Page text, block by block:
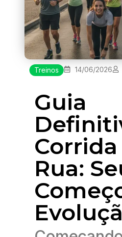
Treinos 14/06/2026
Guia
Rua: